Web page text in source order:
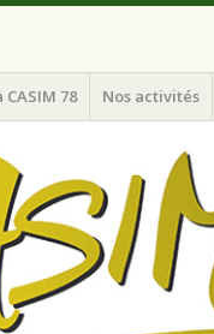
et l'Information des
CASIM 78 Nos activités